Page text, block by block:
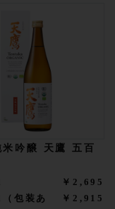
米吟醸 天鷹 五百
￥2,695
包装あ
￥2,915